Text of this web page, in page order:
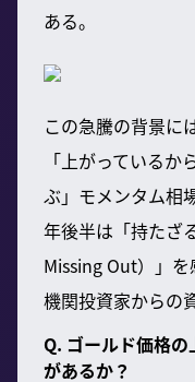
ある。
この急騰の背景に
「上がっている
ぶ」モメンタム相
年後半は「持たざ
Missing Out）」
機関投資家からの
Q. ゴールド価格
があるか？